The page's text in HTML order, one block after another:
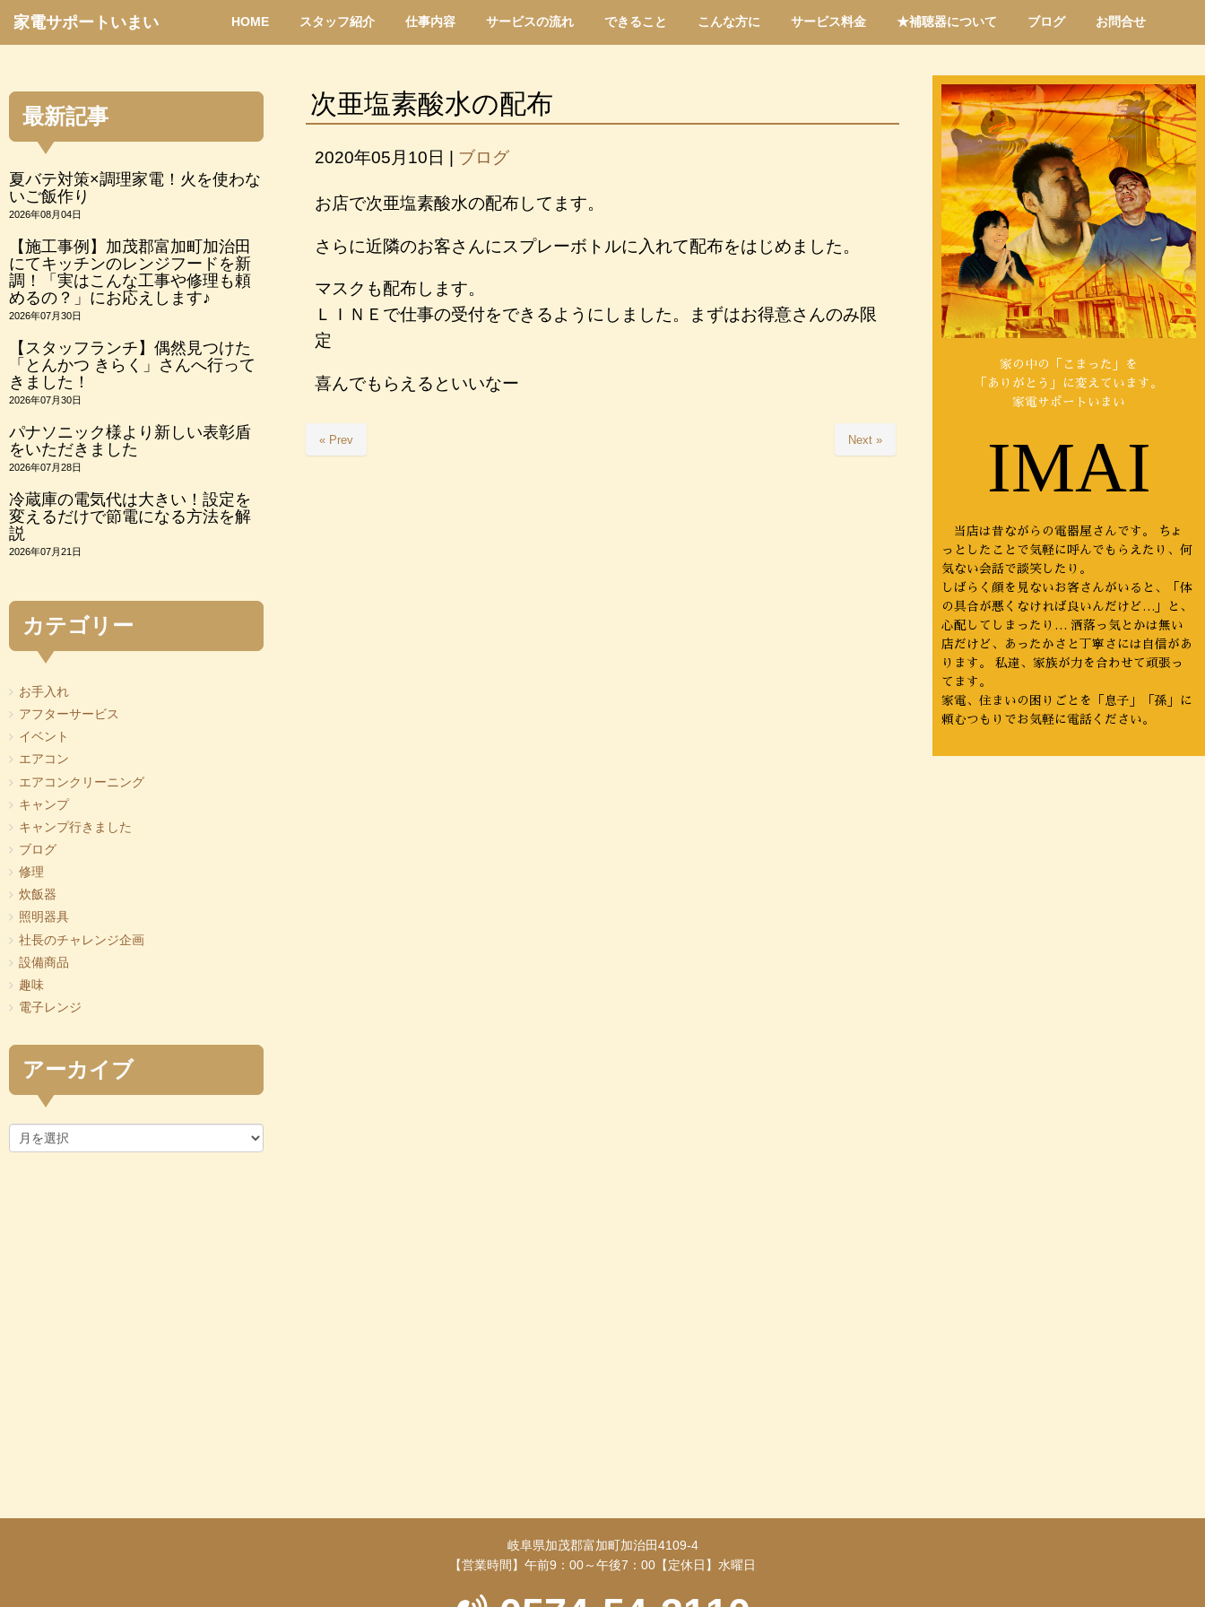
家電サポートいまい HOME スタッフ紹介 仕事内容 サービスの流れ できること こんな方に サービス料金 ★補聴器について ブログ お問合せ
次亜塩素酸水の配布
2020年05月10日 ブログ
お店で次亜塩素酸水の配布してます。
さらに近隣のお客さんにスプレーボトルに入れて配布をはじめました。
マスクも配布します。
ＬＩＮＥで仕事の受付をできるようにしました。まずはお得意さんのみ限
定
喜んでもらえるといいなー
« Prev Next »
最新記事
夏バテ対策×調理家電！火を使わな
いご飯作り
2026年08月04日
【施工事例】加茂郡富加町加治田
にてキッチンのレンジフードを新
調！「実はこんな工事や修理も頼
めるの？」にお応えします♪
2026年07月30日
【スタッフランチ】偶然見つけた
「とんかつ きらく」さんへ行って
きました！
2026年07月30日
パナソニック様より新しい表彰盾
をいただきました
2026年07月28日
冷蔵庫の電気代は大きい！設定を
変えるだけで節電になる方法を解
説
2026年07月21日
カテゴリー
お手入れ
アフターサービス
イベント
エアコン
エアコンクリーニング
キャンプ
キャンプ行きました
ブログ
修理
炊飯器
照明器具
社長のチャレンジ企画
設備商品
趣味
電子レンジ
アーカイブ
家の中の「こまった」を
「ありがとう」に変えています。
家電サポートいまい
IMAI
当店は昔ながらの電器屋さんです。 ちょ
っとしたことで気軽に呼んでもらえたり、何
気ない会話で談笑したり。
しばらく顔を見ないお客さんがいると、「体
の具合が悪くなければ良いんだけど…」と、
心配してしまったり… 洒落っ気とかは無い
店だけど、あったかさと丁寧さには自信があ
ります。 私達、家族が力を合わせて頑張っ
てます。
家電、住まいの困りごとを「息子」「孫」に
頼むつもりでお気軽に電話ください。
岐阜県加茂郡富加町加治田4109-4
【営業時間】午前9：00～午後7：00【定休日】水曜日